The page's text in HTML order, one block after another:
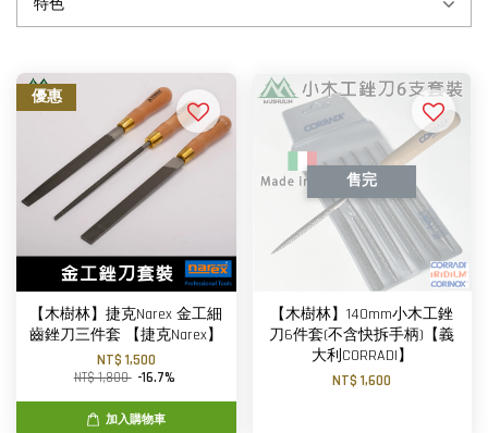
優惠
【木樹林】捷克Narex 金工細
齒銼刀三件套 【捷克Narex】
NT$ 1,500
NT$ 1,800 -16.7%
加入購物車
售完
【木樹林】140mm小木工銼
刀6件套(不含快拆手柄)【義
大利CORRADI】
NT$ 1,600